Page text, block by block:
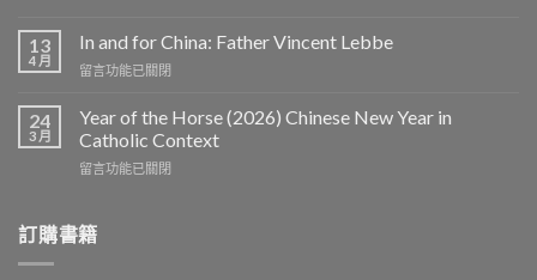
13
4 月
In and for China: Father Vincent Lebbe
在
and
China:
Father
中
留言功能已關閉
24
3 月
Year of the Horse (2026) Chinese New Year in
Catholic Context
在
the
Horse
留言功能已關閉
訂購書籍